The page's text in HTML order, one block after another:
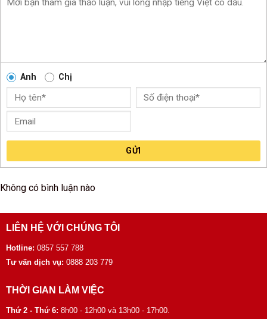
Anh Chị
GỬI
Không có bình luận nào
LIÊN HỆ VỚI CHÚNG TÔI
Hotline: 0857 557 788
Tư vấn dịch vụ: 0888 203 779
THỜI GIAN LÀM VIỆC
Thứ 2 - Thứ 6: 8h00 - 12h00 và 13h00 - 17h00.